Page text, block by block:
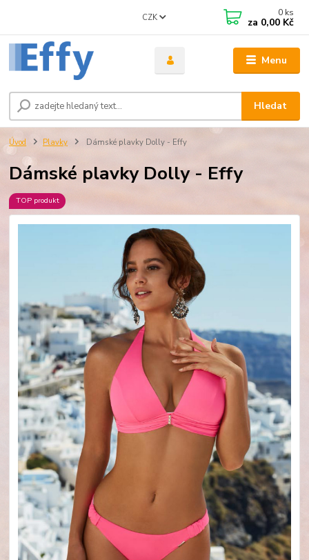
Menu
CZK
Hledat
0 ks
za 0,00 Kč
Úvod Plavky Dámské plavky Dolly - Effy
Dámské plavky Dolly - Effy
TOP produkt